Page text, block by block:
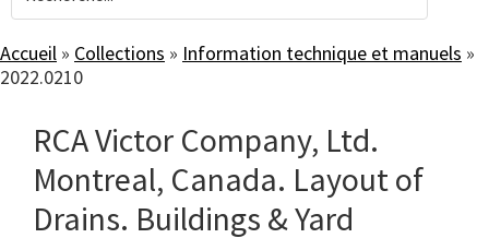
Accueil » Collections » Information technique et manuels »
2022.0210
RCA Victor Company, Ltd.
Montreal, Canada. Layout of
Drains. Buildings & Yard